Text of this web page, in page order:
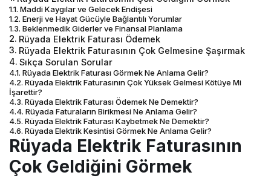
Maddi Kaygılar ve Gelecek Endişesi
Enerji ve Hayat Gücüyle Bağlantılı Yorumlar
Beklenmedik Giderler ve Finansal Planlama
Rüyada Elektrik Faturası Ödemek
Rüyada Elektrik Faturasının Çok Gelmesine Şaşırmak
Sıkça Sorulan Sorular
Rüyada Elektrik Faturası Görmek Ne Anlama Gelir?
Rüyada Elektrik Faturasının Çok Yüksek Gelmesi Kötüye Mi
İşarettir?
Rüyada Elektrik Faturası Ödemek Ne Demektir?
Rüyada Faturaların Birikmesi Ne Anlama Gelir?
Rüyada Elektrik Faturası Kaybetmek Ne Demektir?
Rüyada Elektrik Kesintisi Görmek Ne Anlama Gelir?
Rüyada Elektrik Faturasının
Çok Geldiğini Görmek